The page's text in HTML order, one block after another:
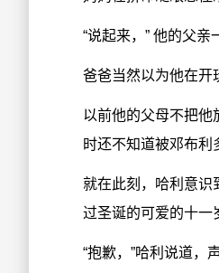
“说起来，” 他的父
爸爸当然以为他在开
以前他的父母不把他
时还不知道被邓布利
就在此刻，哈利意识
过圣诞的可爱的十一
“抱歉，”哈利说道，